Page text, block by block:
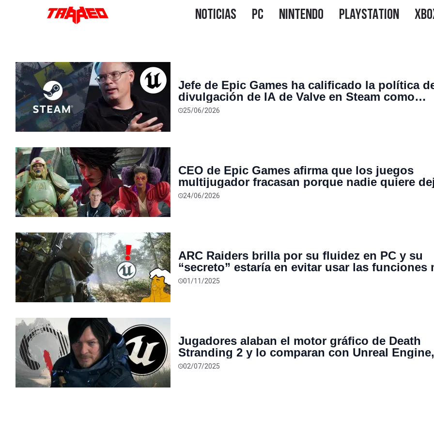
Jefe de Epic Games ha calificado la política
divulgación de IA de Valve en Steam como
“irresponsable” porque afirma que será
25/06/2026
CEO de Epic Games afirma que los juegos
multijugador fracasan porque nadie quiere
sus amigos en Fortnite o Call of Duty para
24/06/2026
ARC Raiders brilla por su fluidez en PC y su
“secreto” estaría en evitar usar las funciones
exigentes de Unreal Engine 5
01/11/2025
Jugadores alaban el motor gráfico de Death
Stranding 2 y lo comparan con Unreal
un veterano desarrollador responde: “No es el
02/07/2025